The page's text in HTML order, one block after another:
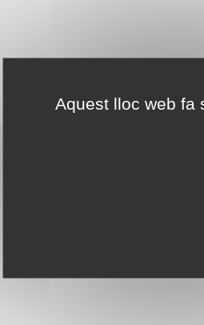
Aquest lloc web fa